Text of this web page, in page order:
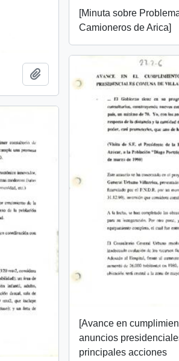
[Minuta sobre
Camioneros de Arica]
Add to clipboard
[Avance en
anuncios
principales acciones